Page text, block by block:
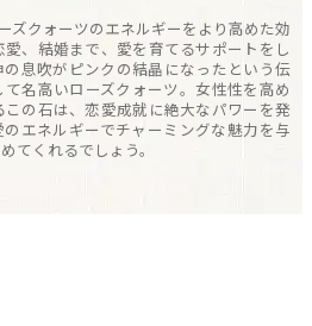
クォーツのエネルギーをより高めた効
、結婚まで、愛を育てるサポートをし
息吹がピンクの結晶になったという伝
名高いローズクォーツ。女性性を高め
の石は、恋愛成就に絶大なパワーを発
エネルギーでチャーミングな魅力を与
てくれるでしょう。